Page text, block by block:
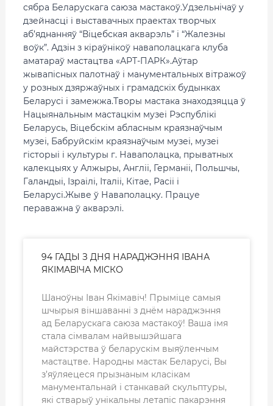
сябра Беларускага саюза мастакоў.Удзельнічаў у
дзейнасці і выставачных праектах творчых
аб’яднанняў “Віцебская акварэль” і “Жалезны
воўк”. Адзін з кіраўнікоў наваполацкага клуба
аматараў мастацтва «АРТ-ПАРК».Аўтар
жывапісных палотнаў і манументальных вітражоў
у розных дзяржаўных і грамадскіх будынках
Беларусі і замежжа.Творы мастака знаходзяцца ў
Нацыянальным мастацкім музеі Рэспублікі
Беларусь, Віцебскім абласным краязнаўчым
музеі, Бабруйскім краязнаўчым музеі, музеі
гісторыі і культуры г. Наваполацка, прыватных
калекцыях у Алжыры, Англіі, Германіі, Польшчы,
Галандыі, Ізраілі, Італіі, Кітае, Расіі і
Беларусі.Жыве ў Наваполацку. Працуе
пераважна ў акварэлі.
94 ГАДЫ З ДНЯ НАРАДЖЭННЯ ІВАНА
ЯКІМАВІЧА МІСКО
Шаноўны Іван Якімавіч! Прыміце самыя
шчырыя віншаванні з днём нараджэння
ад Беларускага саюза мастакоў! Ваша імя
стала сімвалам найвышэйшага
майстэрства ў беларускім выяўленчым
мастацтве. Народны мастак Беларусі, Вы
з’яўляецеся прызнаным класікам
манументальнай і станкавай скульптуры,
які стварыў унікальны летапіс пакарэння